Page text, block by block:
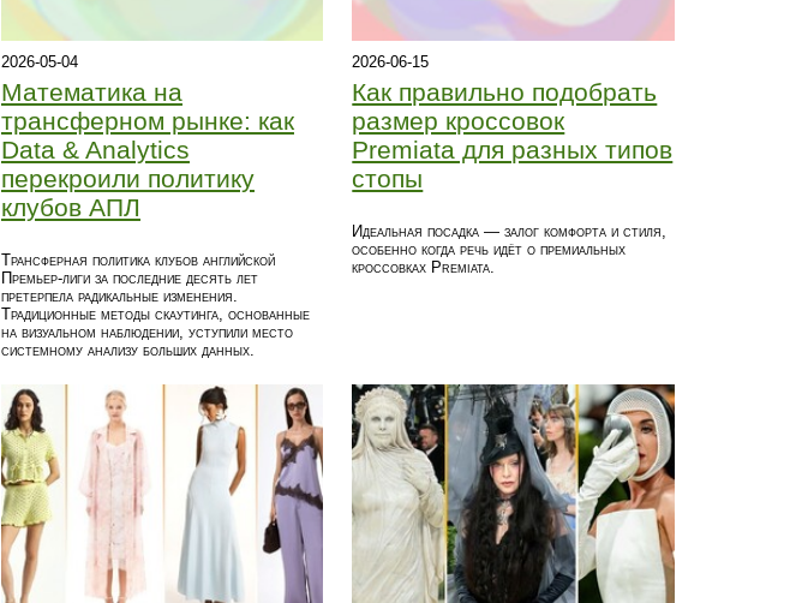
2026-05-04
Математика на
трансферном рынке: как
Data & Analytics
перекроили политику
клубов АПЛ
Трансферная политика клубов английской
Премьер-лиги за последние десять лет
претерпела радикальные изменения.
Традиционные методы скаутинга, основанные
на визуальном наблюдении, уступили место
системному анализу больших данных.
2026-06-15
Как правильно подобрать
размер кроссовок
Premiata для разных типов
стопы
Идеальная посадка — залог комфорта и стиля,
особенно когда речь идёт о премиальных
кроссовках Premiata.